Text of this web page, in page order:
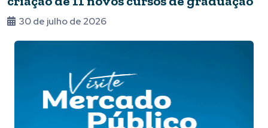
30 de julho de 2026